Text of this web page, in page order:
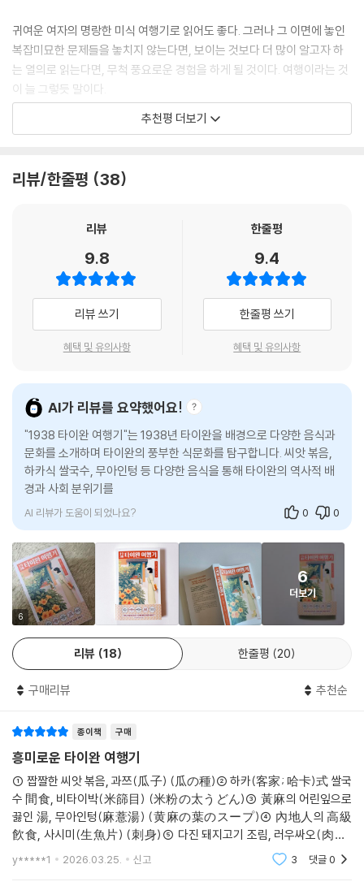
하는 데에 큰 흥미를 느꼈다. 내지에만 머물렀던 내지인과 본섬으로 이주
한 내지인, 본섬에서 태어난 내지인, 본섬에서 태어나 제국 현대문명을 받
아들이면서 자란 혼토진, 유학 혹은 취업으로 내지로 간 혼토진. 이들은 세
세한 부분에서 각자의 교양과 기질의 차이를 드러냈는데 몇 마디 말로 설
명할 수 있는 일이 아니라서 이제껏 글로 쓰지는 않았다.
나는 그저 혼토진들을 구경하는 데에 매료되었을 뿐이었다. 나는 일개 청
보고 들은 걸 기록하는 것뿐이었다. 아니면 순간의 진실한 감정을 기록하
그런데 진실한 감정이라는 건 대체 뭘까?
화 운동이 되었다. 이건 사람들이 저마다 지닌 서로 다른 문화와 교양을, 그
흔적을 지워버리는 폭력적인 행위다. 그렇지 않나? 이 일을 진지하게 생각
할 때마다 나도 모르게 저항과 혐오의 감정이 불쑥 고개를 내밀었다. 바로
--- pp.160-161 「다진 돼지고기 조림, 러우싸오」 중에서
카운터에서 낮게 호통치는 소리가 났다.
나는 즉시 고개를 돌렸다. 샤오첸은 카운터에서 멀지 않은 곳에 서 있었는
데 빛을 등진 옆얼굴이 그림자에 잠겨 있었다. 그녀는 어둠 속에서 허리를
꼿꼿하게 펴고 있었다. 어깨가 호흡과 함께 움직이더니 딱 한 번 오르내렸
그런 뒤 샤오첸은 프론트를 향해 걸어갔다. 나는 몇 걸음 뒤따르다가 프론
트 직원의 불쾌함이 가득한 표정을 목격했다.
“오늘은 만실이니까 어서 나가.”
프론트 직원이 아주 난폭한 언어를 내뱉었다. 고급 호텔에서 제공하는 접
객 서비스라고는 믿기지 않을 정도였다.
그러나 샤오첸은 아주 담담했다.
“객실 예약 상황을 다시 확인해 주시겠어요? 오늘 묵을 손님은 닛신카이
프론트 직원의 화난 눈초리를 마주하면서 샤오첸이 명함을 내밀었다.
“저는 아오야마 선생님의 본섬 통역사입니다. 아오야마 선생님은 총독부
의 초청을 받아 특별히 내지에서 오신 문학가이십니다. 혹시 문제가 있다
그러나 나는 샤오첸 같은 인내심이 없었다.
“됐어요. 이렇게 무례한 대우를 받을 필요는 없으니까요. 타이난 철도 호텔
도 별거 아니었네요!”
내가 샤오첸을 끌고 그곳을 벗어나려고 할 때였다. 프론트 직원이 프론트
안쪽에서 날 듯이 나오더니 우리 두 사람을 향해 허리를 굽히면서 말했다.
“대단히 죄송합니다. 제 불찰이에요. 시역소에서 미리 연락을 주었습니다.
지금 바로 방으로 가시면 됩니다.
--- pp.193-194 「달콤하게 마시는 차, 동과차」 중에서
한국과 타이완은 일제강점기를 공통적으로 경험했고, 그 시대 여성들이 마
주했던 억압과 자유에 대한 갈망은 100년이 지난 지금도 한국 여성 독자들
에게 낯설지 않다. 시대와 공간은 달라도 여성으로 살아간다는 것은 과거
에도 지금도 크게 다르지 않기 때문이다. 소설가로서만 살고 싶은 치즈코,
가문의 서녀로서 꿈을 숨긴 채 정략 결혼을 해야만 하는 첸허는 함께한 여
행에서만큼은 자유롭게 먹고 즐길 수 있었다.
타이완의 정체성을 보여주는 다채로운 요리들
풍속뿐 아니라 달콤쌉싸래한 두 여자의 마음까지 맛보는, 장장 1년에 걸친
—박서련(소설가)
이 소설에서 음식은 단순한 소재가 아니라 두 여성과 두 문화를 이해하는
핵심 코드다. 타이완에 온 일본인은 대개 고급 사시미 같은 일본 음식만 찾
지만, 치즈코는 타이완의 서민 음식인 러우싸오를 먹고 조개를 절여 만든
국주의 전쟁에 찬성하지 않는 지식인이지만, 사실 타이완에 대해 아는 바
없고 이국적인 취향을 만족시키려는 의도가 다분하다. 그러나 첸허와 함께
타이완의 다채로운 미식을 경험하면서 그 안에 담긴 역사와 문화를 점점
이해하게 된다.
치즈코가 집착적으로 찾는 현지인의 음식에는 지금은 사라져가는 타이완
의 옛 음식뿐만 아니라, 타이완을 구성하는 여러 민족의 독특한 음식도 포
함되어 있다. 양솽쯔 작가는 지난 2025년 서울 국제도서전의 특별강연에
서 “이러한 타이완의 다양한 전통 음식을 묘사함으로써 기록되지 않은 타
이완의 역사와 문화를 보여주고 싶었다”라고 말하기도 했다. 특히 첸허가
치즈코를 위해 만들어준 타이완식 카레는 일본 카레도 인도 카레도 아닌,
타이완만의 방식으로 변형되고 수용된 음식으로 유연하면서도 훼손되지
않는 타이완의 문화적 정체성을 상징한다.
일본인 화자의 눈으로 정교하게 그려낸 메타픽션
양솽쯔 작가는 의도적으로 식민자 일본인의 눈으로 타이완을 묘사한다. 일
이는 왜곡되고 생략된 역사일 수밖에 없다. 번역된 행간에서 역사적 진실
야마 치즈코가 일본어로 쓴 소설을 중국어로 번역하고 각주를 다는 방식을
취한다. 《뉴욕 타임스》의 서평처럼 “러시아 마트료시카 인형 같은 번역의
중층 구조는 결국 식민지 내 권력관계를 보여주는 중층 구조”이기도 한 것
이다.
낯선 땅을 여행하는 작가가 현지인처럼 살면서 이국적인 경험을 도와주는
귀여운 여자의 명랑한 미식 여행기로 읽어도 좋다. 그러나 그 이면에 놓인
복잡미묘한 문제들을 놓치지 않는다면, 보이는 것보다 더 많이 알고자 하
는 열의로 읽는다면, 무척 풍요로운 경험을 하게 될 것이다. 여행이라는 것
이 늘 그렇듯 말이다.
다만 공복 상태에서 읽는 것만큼은 추천하지 않는다. 타이완에서는 연회에
맛보는, 장장 1년에 걸친 대연회. 이야기가 끝날 즈음 가슴은 꽉 차서 미어
"번역은 일제의 문화적 지배에 대한 굴복이자 동시에 저항 행위가 될 수 있
모든 것이 문학적 다성음악을 완벽하게 연주해낸다."
"양솽쯔 작가가 식민주의와 번역에 대한 풍부한 성찰을 제공하며 이와 함
께 타이완 진미들을 맛깔스럽게 묘사한다."
“양솽쯔 작가의 예리한 관찰과 때로는 전복적인 정치적 성찰이 어우러져
제2차 세계대전 이전 타이완의 다채로운 초상을 그려낸다.”
- [커커스 리뷰]
"여러 겹의 주석 때문에 감정적 핵심에 접근하기를 더욱 어렵지만, 그렇기
에 마침내 그것을 읽어냈을 때 만족감은 더욱 크다. (…) 복잡하게 얽힌 메
타픽션적 미스터리의 층들에 둘러싸인 명료한 이야기."
- [애틀랜틱]
“양솽쯔 작가는 일본 통치하 대만의 요리, 관습, 명소들을 통해 메타픽션
이 작품은 식민주의와 불가능한 우정에 대한 장대한 이야기다.”
추천평 더보기
리뷰/한줄평 38
리뷰
9.8
리뷰 쓰기
혜택 및 유의사항
한줄평
9.4
한줄평 쓰기
혜택 및 유의사항
AI가 리뷰를 요약했어요!
"1938 타이완 여행기"는 1938년 타이완을 배경으로 다양한 음식과
문화를 소개하며 타이완의 풍부한 식문화를 탐구합니다. 씨앗 볶음,
하카식 쌀국수, 무아인텅 등 다양한 음식을 통해 타이완의 역사적 배
경과 사회 분위기를 생생하게 엿볼 수 있습니다. 일본 소설을 타이완
번역본으로 읽는 경험은
AI 리뷰가 도움이 되었나요? 0 0
6
더보기
리뷰 18
종이책 구매
흥미로운 타이완 여행기
① 짭짤한 씨앗 볶음, 과쯔(瓜子) (瓜の種)② 하카(客家; 哈卡)式 쌀국
수 間食, 비타이박(米篩目) (米粉の太うどん)③ 黃麻의 어린잎으로
끓인 湯, 무아인텅(麻薏湯) (黄麻の葉のスープ)④ 內地人의 高級
飮食, 사시미(生魚片) (刺身)⑤ 다진 돼지고기 조림, 러우싸오(肉臊)
(肉のうま煮)⑥ 달콤하게 마시는 茶, 동과차(冬瓜茶) (冬瓜の甘い